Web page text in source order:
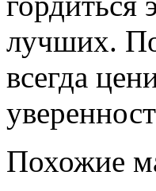
лучших.
всегда
Похожие